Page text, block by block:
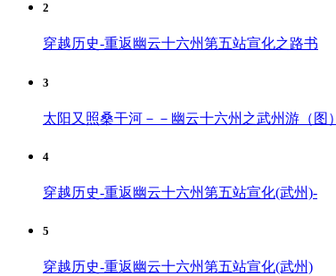
2
穿越历史-重返幽云十六州第五站宣化之路书
3
太阳又照桑干河－－幽云十六州之武州游（图）
4
穿越历史-重返幽云十六州第五站宣化(武州)-
5
穿越历史-重返幽云十六州第五站宣化(武州)